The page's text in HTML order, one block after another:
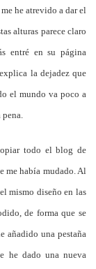
he atrevido a dar el
alturas parece claro
entré en su página
la dejadez que
el mundo va poco a
todo el blog de
me había mudado. Al
mismo diseño en las
de forma que se
añadido una pestaña
he dado una nueva